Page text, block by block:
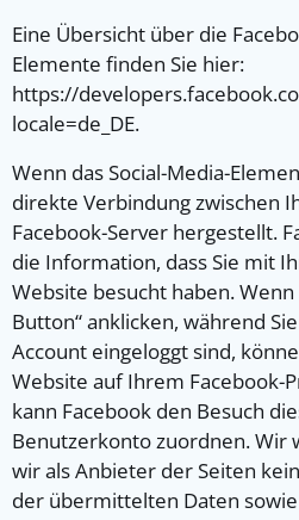
Eine Übersicht über die
Elemente finden Sie hier:
https://
locale=de_DE.
Wenn das Social-Media-
direkte Verbindung zwischen
Facebook-Server hergestellt.
die Information, dass Sie mit
Website besucht haben. Wenn
Button“ anklicken, während
Account eingeloggt sind,
Website auf Ihrem Facebook-
kann Facebook den Besuch
Benutzerkonto zuordnen. Wir
wir als Anbieter der Seiten
der übermittelten Daten